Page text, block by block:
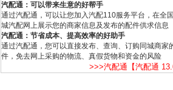
汽配通：可以带来生意的好帮手
通过汽配通，可以让您加入汽配110服务平台，在全
城汽配网上展示您的商家信息及发布的配件供求信息
汽配通：节省成本、提高效率的好助手
通过汽配通，您可以直接发布、查询、订购同城商家
件，免去网上采购的物流、真假货物和资金的风险
>>>汽配通【汽配通